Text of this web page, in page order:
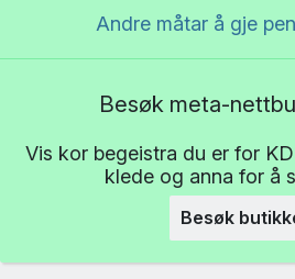
Andre måtar å gje
Besøk meta-
Vis kor begeistra du er for
klede og anna for å
Besøk